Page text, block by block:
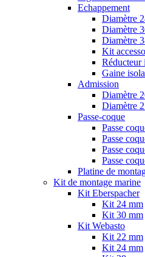
Echappement
Diamètre
Diamètre
Diamètre
Kit
Réducteur
Gaine
Admission
Diamètre
Diamètre
Passe-coque
Passe
Passe
Passe
Passe
Platine de
Kit de montage marine
Kit Eberspacher
Kit 24 mm
Kit 30 mm
Kit Webasto
Kit 22 mm
Kit 24 mm